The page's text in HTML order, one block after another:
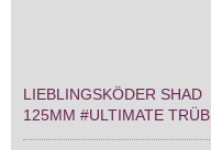
LIEBLINGSKÖDER SHAD
125MM #ULTIMATE TRÜB